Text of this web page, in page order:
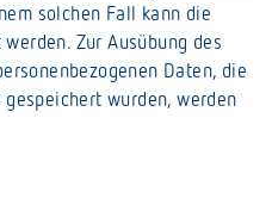
solchen Fall kann die
Zur Ausübung des
Daten, die
wurden, werden